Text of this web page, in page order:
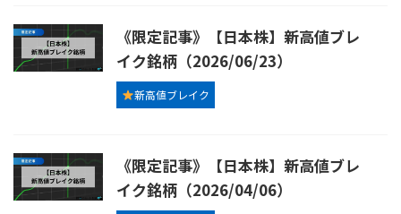
《限定記事》【日本株】新高値ブレ
イク銘柄（2026/06/23）
新高値ブレイク
《限定記事》【日本株】新高値ブレ
イク銘柄（2026/04/06）